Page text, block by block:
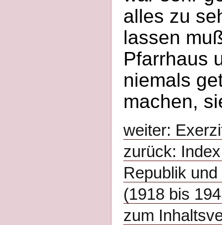
alles zu
lassen
Pfarrhaus
niemals
machen,
weiter:
zurück:
Republik
(1918 bis
zum